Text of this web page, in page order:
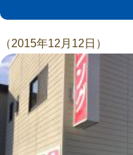
（2015年12月12日）